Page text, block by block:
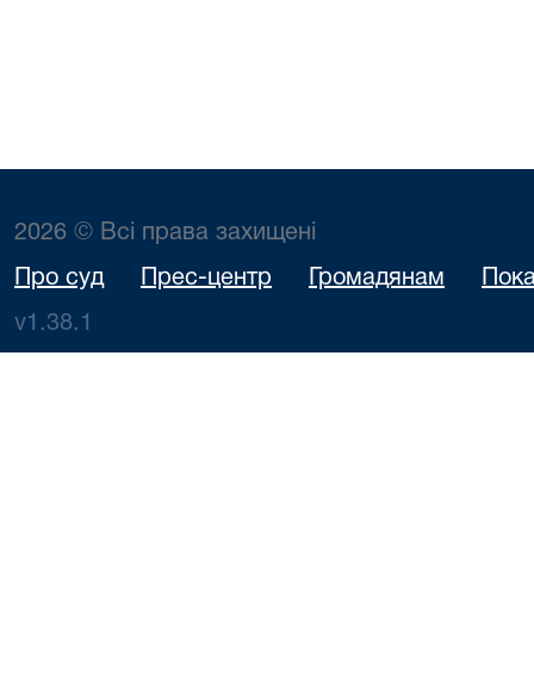
2026 © Всі права захищені
Про суд Прес-центр Громадянам
v1.38.1